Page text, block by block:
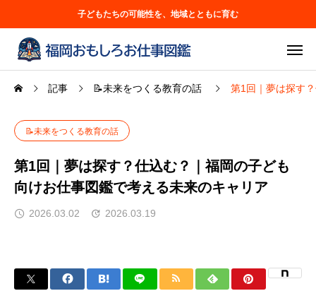
子どもたちの可能性を、地域とともに育む
記事 📝未来をつくる教育の話 第1回｜夢は探す
📝未来をつくる教育の話
第1回｜夢は探す？仕込む？｜福岡の子ども
向けお仕事図鑑で考える未来のキャリア
2026.03.02 2026.03.19